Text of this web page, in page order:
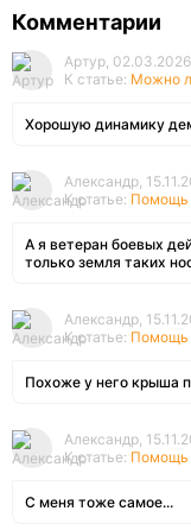
Комментарии
Артур, 02.03.2026
К статье: Можно
Хорошую динамику
Александр,
К статье: Помощь
А я ветеран боевых
только земля таких
Александр,
К статье: Помощь
Похоже у него крыша
Александр,
К статье: Помощь
С меня тоже самое...